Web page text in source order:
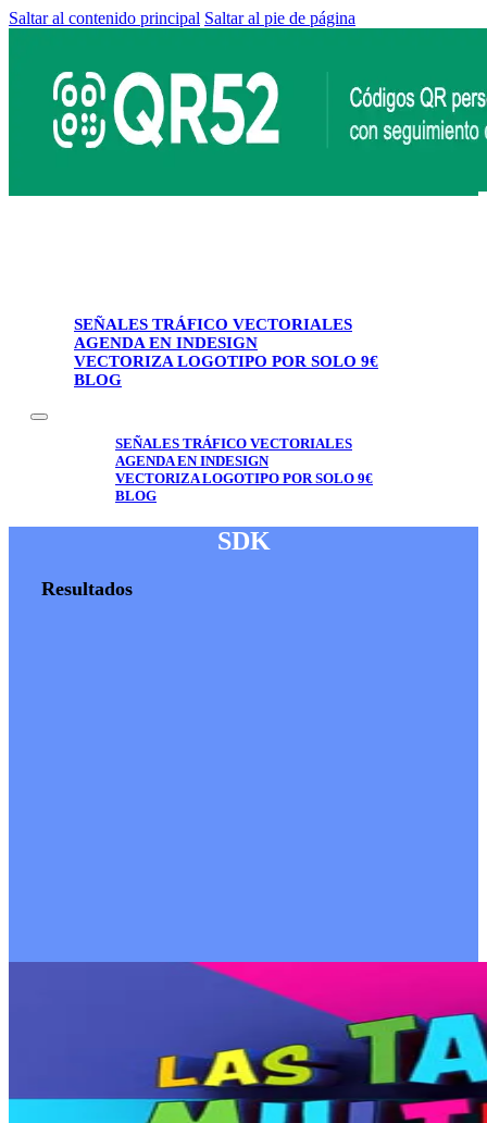
Saltar al contenido principal Saltar al pie de página
SEÑALES TRÁFICO VECTORIALES
AGENDA EN INDESIGN
VECTORIZA LOGOTIPO POR SOLO 9€
BLOG
SEÑALES TRÁFICO VECTORIALES
AGENDA EN INDESIGN
VECTORIZA LOGOTIPO POR SOLO 9€
BLOG
SDK
Resultados